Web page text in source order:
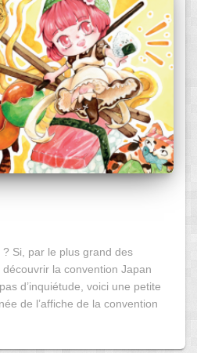
Si, par le plus grand des
la convention Japan
d’inquiétude, voici une petite
de l’affiche de la convention